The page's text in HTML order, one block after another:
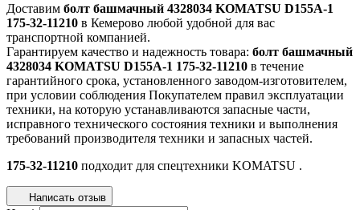
Доставим болт башмачный 4328034 KOMATSU D155A-1
175-32-11210 в Кемерово любой удобной для вас
транспортной компанией.
Гарантируем качество и надежность товара: болт башмачный
4328034 KOMATSU D155A-1 175-32-11210 в течение
гарантийного срока, установленного заводом-изготовителем,
при условии соблюдения Покупателем правил эксплуатации
техники, на которую устанавливаются запасные части,
исправного технического состояния техники и выполнения
требований производителя техники и запасных частей.
175-32-11210 подходит для спецтехники KOMATSU .
Написать отзыв